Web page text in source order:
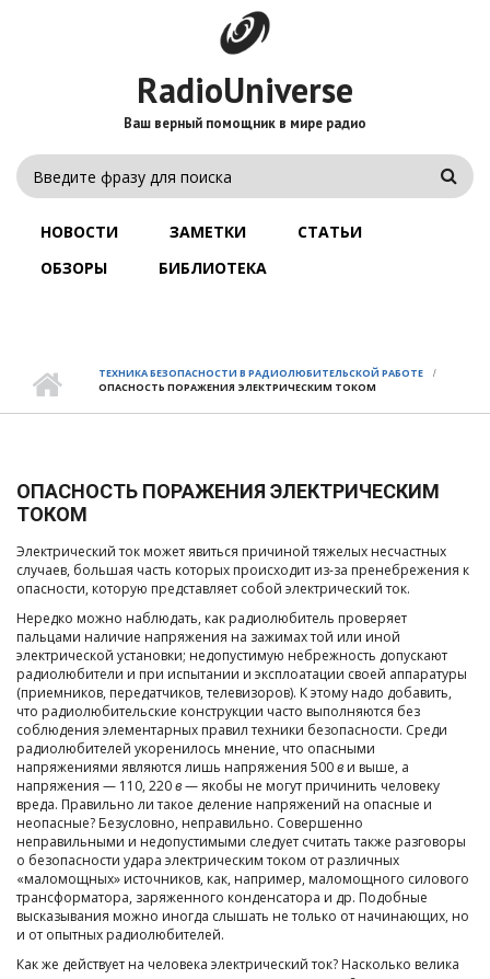
RadioUniverse
Ваш верный помощник в мире радио
ФОРМА
ПОИСКА
МЕНЮ
НОВОСТИ ЗАМЕТКИ
СТАТЬИ
ОБЗОРЫ
БИБЛИОТЕКА
ТЕХНИКА БЕЗОПАСНОСТИ В РАДИОЛЮБИТЕЛЬСКОЙ РАБОТЕ
ОПАСНОСТЬ ПОРАЖЕНИЯ ЭЛЕКТРИЧЕСКИМ ТОКОМ
ОПАСНОСТЬ ПОРАЖЕНИЯ ЭЛЕКТРИЧЕСКИМ
ТОКОМ
Электрический ток может явиться причиной тяжелых несчастных
случаев, большая часть которых происходит из-за пренебрежения к
опасности, которую представляет собой электрический ток.
Нередко можно наблюдать, как радиолюбитель проверяет
пальцами наличие напряжения на зажимах той или иной
электрической установки; недопустимую небрежность допускают
радиолюбители и при испытании и эксплоатации своей аппаратуры
(приемников, передатчиков, телевизоров). К этому надо добавить,
что радиолюбительские конструкции часто выполняются без
соблюдения элементарных правил техники безопасности. Среди
радиолюбителей укоренилось мнение, что опасными
напряжениями являются лишь напряжения 500в и выше, а
напряжения — 110, 220в— якобы не могут причинить человеку
вреда. Правильно ли такое деление напряжений на опасные и
неопасные? Безусловно, неправильно. Совершенно
неправильными и недопустимыми следует считать также разговоры
о безопасности удара электрическим током от различных
«маломощных» источников, как, например, маломощного силового
трансформатора, заряженного конденсатора и др. Подобные
высказывания можно иногда слышать не только от начинающих, но
и от опытных радиолюбителей.
Как же действует на человека электрический ток? Насколько велика